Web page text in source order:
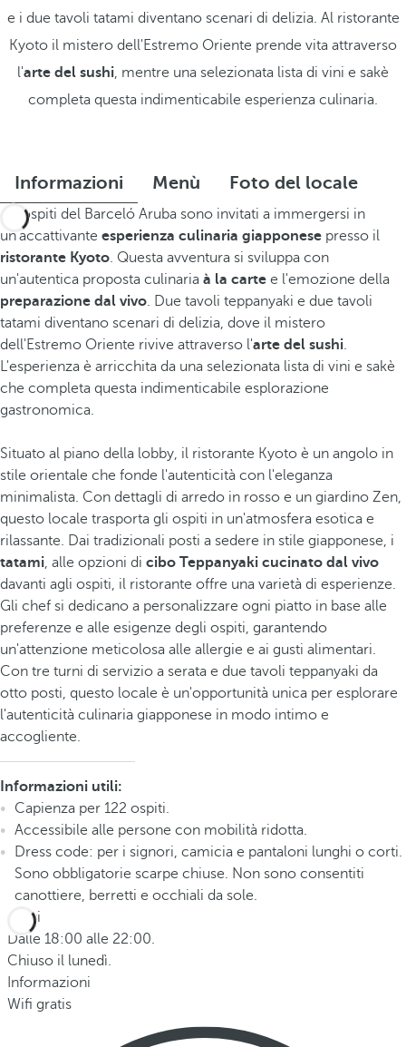
e i due tavoli tatami diventano scenari di delizia. Al ristorante
Kyoto il mistero dell'Estremo Oriente prende vita attraverso
l'arte del sushi, mentre una selezionata lista di vini e sakè
completa questa indimenticabile esperienza culinaria.
Informazioni Menù Foto del locale
Gli ospiti del Barceló Aruba sono invitati a immergersi in
un'accattivante esperienza culinaria giapponese presso il
ristorante Kyoto. Questa avventura si sviluppa con
un'autentica proposta culinaria à la carte e l'emozione della
preparazione dal vivo. Due tavoli teppanyaki e due tavoli
tatami diventano scenari di delizia, dove il mistero
dell'Estremo Oriente rivive attraverso l'arte del sushi.
L'esperienza è arricchita da una selezionata lista di vini e sakè
che completa questa indimenticabile esplorazione
gastronomica.
Situato al piano della lobby, il ristorante Kyoto è un angolo in
stile orientale che fonde l'autenticità con l'eleganza
minimalista. Con dettagli di arredo in rosso e un giardino Zen,
questo locale trasporta gli ospiti in un'atmosfera esotica e
rilassante. Dai tradizionali posti a sedere in stile giapponese, i
tatami, alle opzioni di cibo Teppanyaki cucinato dal vivo
davanti agli ospiti, il ristorante offre una varietà di esperienze.
Gli chef si dedicano a personalizzare ogni piatto in base alle
preferenze e alle esigenze degli ospiti, garantendo
un'attenzione meticolosa alle allergie e ai gusti alimentari.
Con tre turni di servizio a serata e due tavoli teppanyaki da
otto posti, questo locale è un'opportunità unica per esplorare
l'autenticità culinaria giapponese in modo intimo e
accogliente.
Informazioni utili:
Capienza per 122 ospiti.
Accessibile alle persone con mobilità ridotta.
Dress code: per i signori, camicia e pantaloni lunghi o corti.
Sono obbligatorie scarpe chiuse. Non sono consentiti
canottiere, berretti e occhiali da sole.
Orari
Dalle 18:00 alle 22:00.
Chiuso il lunedì.
Informazioni
Wifi gratis